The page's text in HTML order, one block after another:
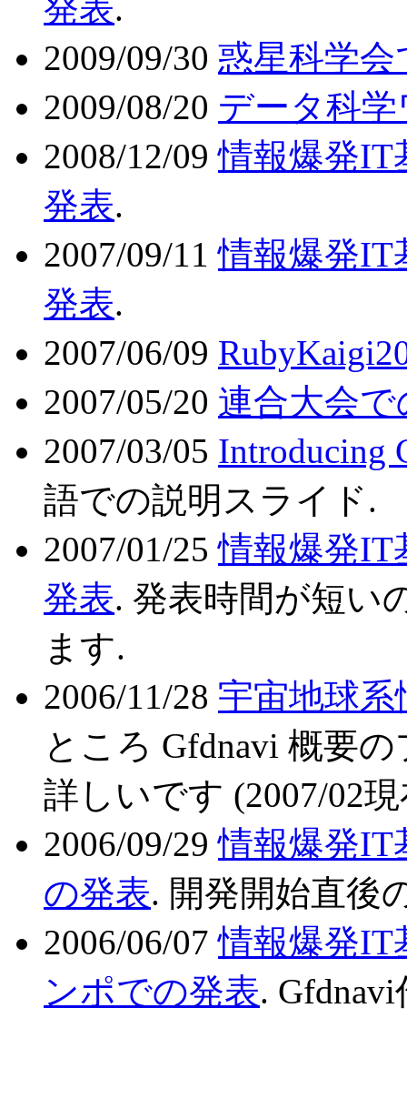
発表.
2009/09/30 惑星科学会
2009/08/20 データ科
2008/12/09情報爆発IT
発表.
2007/09/11情報爆発IT
発表.
2007/06/09
2007/05/20 連合大会で
2007/03/05 Introducing
語での説明スライド.
2007/01/25情報爆発IT
発表. 発表時間が短い
ます.
2006/11/28 宇宙地球
ところ Gfdnavi 概要
詳しいです (2007/02
2006/09/29情報爆発IT
の発表. 開発開始直後
2006/06/07情報爆発IT
ンポでの発表.